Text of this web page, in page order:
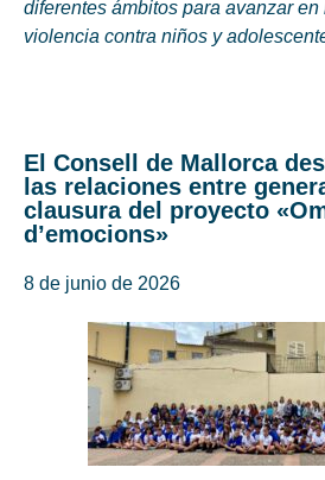
diferentes ámbitos para avanzar
violencia contra niños y
El Consell de Mallorca
las relaciones entre
clausura del proyecto
d’emocions»
8 de junio de 2026